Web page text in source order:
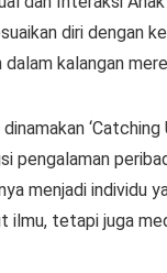
diri dengan
kalangan
pengalaman
menjadi individu
tetapi juga